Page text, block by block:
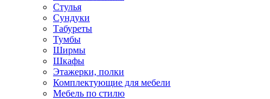
Стулья
Сундуки
Табуреты
Тумбы
Ширмы
Шкафы
Этажерки, полки
Комплектующие для мебели
Мебель по стилю